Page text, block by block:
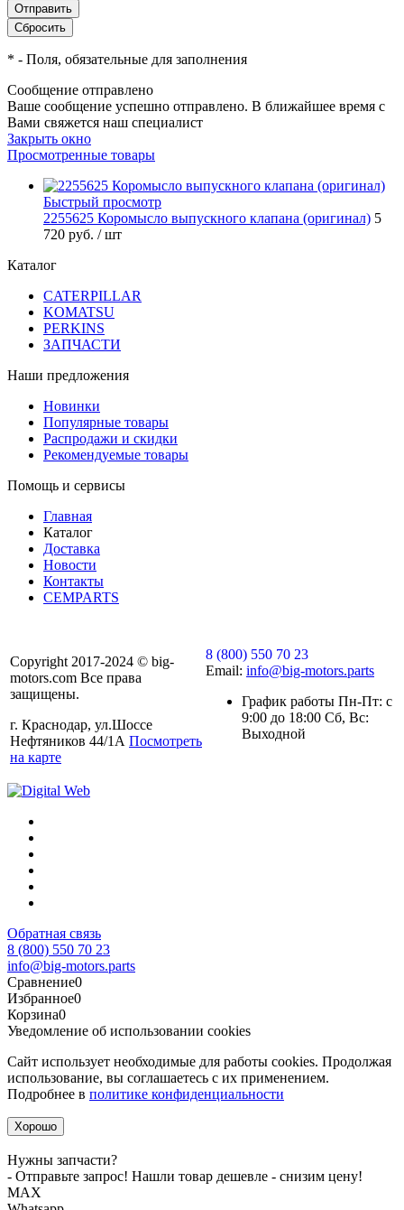
* - Поля, обязательные для заполнения
Сообщение отправлено
Ваше сообщение успешно отправлено. В ближайшее время с
Вами свяжется наш специалист
Закрыть окно
Просмотренные товары
Быстрый просмотр
2255625 Коромысло выпускного клапана (оригинал) 5
720 руб. / шт
Каталог
CATERPILLAR
KOMATSU
PERKINS
ЗАПЧАСТИ
Наши предложения
Новинки
Популярные товары
Распродажи и скидки
Рекомендуемые товары
Помощь и сервисы
Главная
Каталог
Доставка
Новости
Контакты
CEMPARTS
Copyright 2017-2024 © big-
motors.com Все права
защищены.
г. Краснодар, ул.Шоссе
Нефтяников 44/1А Посмотреть
на карте
8 (800) 550 70 23
Email: info@big-motors.parts
График работы Пн-Пт: с
9:00 до 18:00 Сб, Вс:
Выходной
Обратная связь
8 (800) 550 70 23
info@big-motors.parts
Сравнение0
Избранное0
Корзина0
Уведомление об использовании cookies
Сайт использует необходимые для работы cookies. Продолжая
использование, вы соглашаетесь с их применением.
Подробнее в политике конфиденциальности
Хорошо
Нужны запчасти?
- Отправьте запрос! Нашли товар дешевле - снизим цену!
MАХ